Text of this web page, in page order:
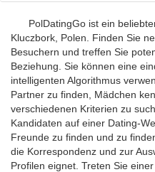
PolDatingGo ist ein
Kluczbork, Polen. Finden Sie
Besuchern und treffen Sie
Beziehung. Sie können eine
intelligenten Algorithmus
Partner zu finden, Mädchen
verschiedenen Kriterien zu
Kandidaten auf einer Dating-
Freunde zu finden und zu
die Korrespondenz und zur
Profilen eignet. Treten Sie